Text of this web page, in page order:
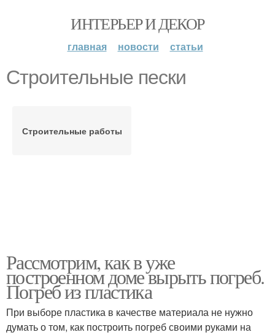
ИНТЕРЬЕР И ДЕКОР
главная новости статьи
Строительные пески
Строительные работы
Рассмотрим, как в уже
построенном доме вырыть погреб.
Погреб из пластика
При выборе пластика в качестве материала не нужно
думать о том, как построить погреб своими руками на